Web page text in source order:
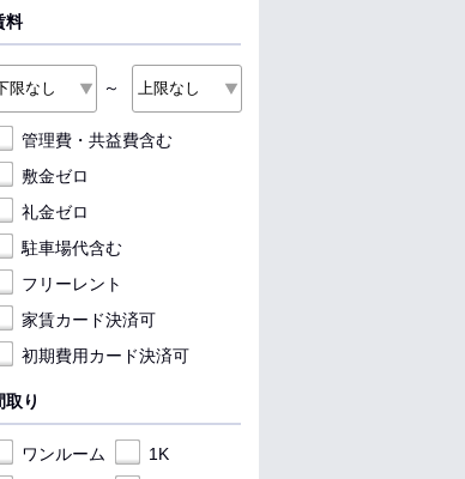
料
～
管理費・共益費含む
敷金ゼロ
礼金ゼロ
駐車場代含む
フリーレント
家賃カード決済可
初期費用カード決済可
取り
ワンルーム
1K